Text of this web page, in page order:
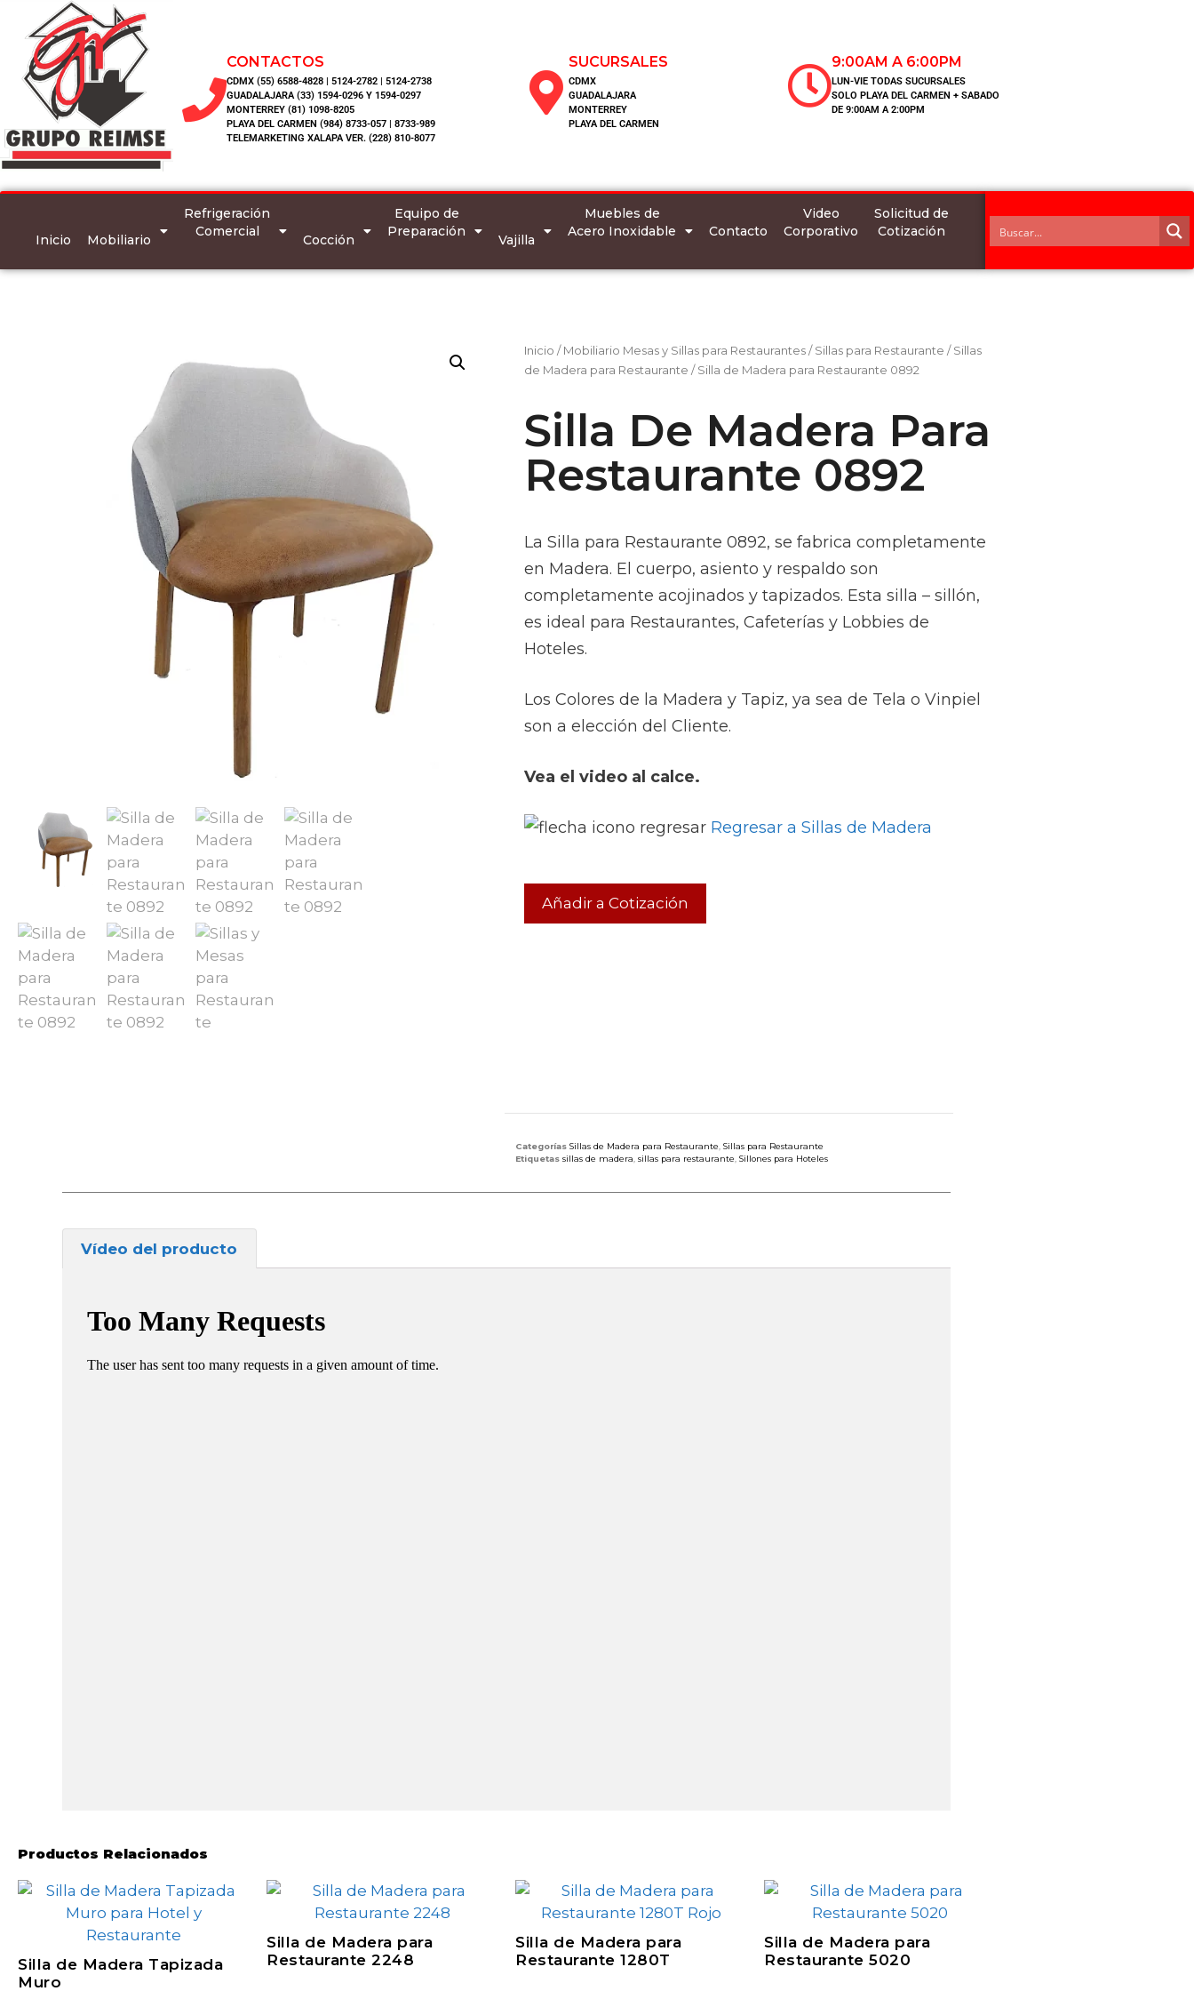
CONTACTOS
CDMX (55) 6588-4828 | 5124-2782 | 5124-2738
GUADALAJARA (33) 1594-0296 Y 1594-0297
MONTERREY (81) 1098-8205
PLAYA DEL CARMEN (984) 8733-057 | 8733-989
TELEMARKETING XALAPA VER. (228) 810-8077
SUCURSALES
CDMX
GUADALAJARA
MONTERREY
PLAYA DEL CARMEN
9:00AM A 6:00PM
LUN-VIE TODAS SUCURSALES
SOLO PLAYA DEL CARMEN + SABADO
DE 9:00AM A 2:00PM
Inicio Mobiliario
Refrigeración
Comercial
Cocción
Equipo de
Preparación
Vajilla
Muebles de
Acero Inoxidable
Contacto
Video
Corporativo
Solicitud de
Cotización
Inicio /Mobiliario Mesas y Sillas para Restaurantes/Sillas para Restaurante /Sillas
de Madera para Restaurante / Silla de Madera para Restaurante 0892
Silla De Madera Para
Restaurante 0892
La Silla para Restaurante 0892, se fabrica completamente
en Madera. El cuerpo, asiento y respaldo son
completamente acojinados y tapizados. Esta silla – sillón,
es ideal para Restaurantes, Cafeterías y Lobbies de
Hoteles.
Los Colores de la Madera y Tapiz, ya sea de Tela o Vinpiel
son a elección del Cliente.
Vea el video al calce.
Regresar a Sillas de Madera
Añadir a Cotización
Categorías Sillas de Madera para Restaurante Sillas para Restaurante
Etiquetas sillas de madera sillas para restaurante Sillones para Hoteles
Vídeo del producto
Productos Relacionados
Silla de Madera Tapizada
Muro
Silla de Madera para
Restaurante 2248
Silla de Madera para
Restaurante 1280T
Silla de Madera para
Restaurante 5020